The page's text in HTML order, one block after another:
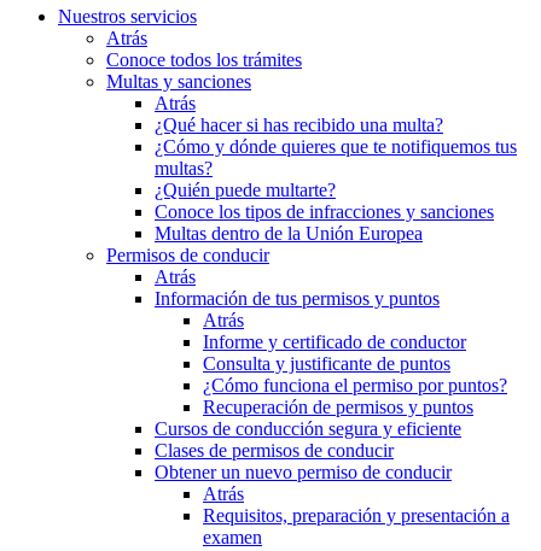
Nuestros servicios
Atrás
Conoce todos los trámites
Multas y sanciones
Atrás
¿Qué hacer si has recibido una multa?
¿Cómo y dónde quieres que te notifiquemos tus
multas?
¿Quién puede multarte?
Conoce los tipos de infracciones y sanciones
Multas dentro de la Unión Europea
Permisos de conducir
Atrás
Información de tus permisos y puntos
Atrás
Informe y certificado de conductor
Consulta y justificante de puntos
¿Cómo funciona el permiso por puntos?
Recuperación de permisos y puntos
Cursos de conducción segura y eficiente
Clases de permisos de conducir
Obtener un nuevo permiso de conducir
Atrás
Requisitos, preparación y presentación a
examen